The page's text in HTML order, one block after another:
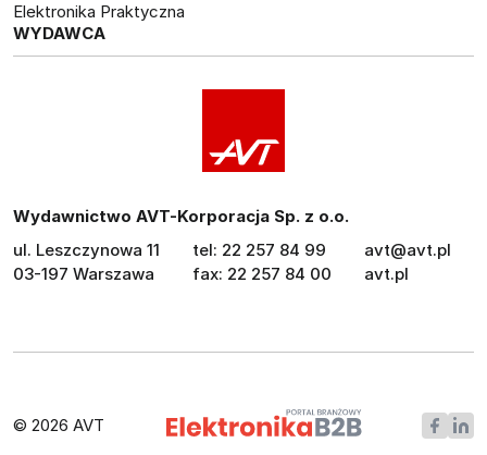
Elektronika Praktyczna
WYDAWCA
Wydawnictwo AVT-Korporacja Sp. z o.o.
ul. Leszczynowa 11
03-197 Warszawa
tel: 22 257 84 99
fax: 22 257 84 00
avt@avt.pl
avt.pl
© 2026 AVT